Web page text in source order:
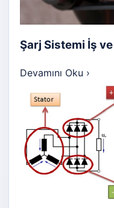
Şarj Sistemi İş
Devamını Oku ›